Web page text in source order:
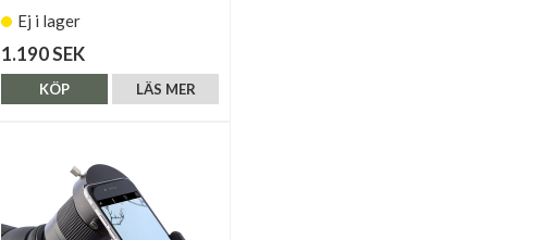
Ej i lager
1.190 SEK
LÄS MER
KÖP